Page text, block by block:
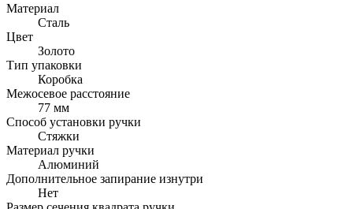
Материал
Сталь
Цвет
Золото
Тип упаковки
Коробка
Межосевое расстояние
77 мм
Способ установки ручки
Стяжки
Материал ручки
Алюминий
Дополнительное запирание изнутри
Нет